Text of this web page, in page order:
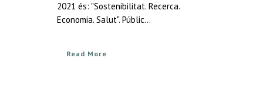
2021 és: "Sostenibilitat. Recerca.
Economia. Salut". Públic...
Read More